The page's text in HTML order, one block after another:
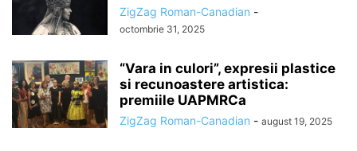
ZigZag Roman-Canadian -
octombrie 31, 2025
“Vara in culori”, expresii plastice
si recunoastere artistica:
premiile UAPMRCa
ZigZag Roman-Canadian - august 19, 2025